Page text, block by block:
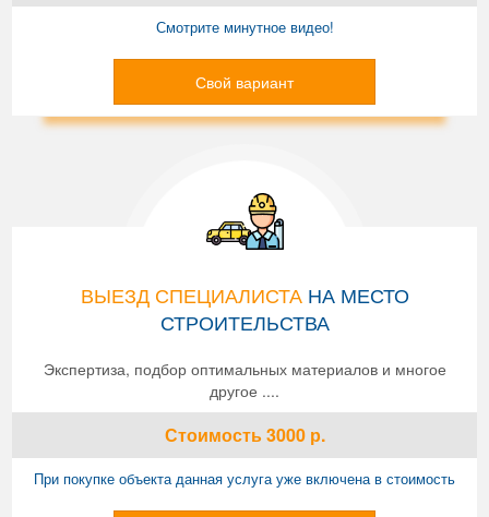
Смотрите минутное видео!
Свой вариант
ВЫЕЗД СПЕЦИАЛИСТАНА МЕСТО
СТРОИТЕЛЬСТВА
Экспертиза, подбор оптимальных материалов и многое
другое ....
Стоимость3000р.
При покупке объекта данная услуга уже включена в стоимость